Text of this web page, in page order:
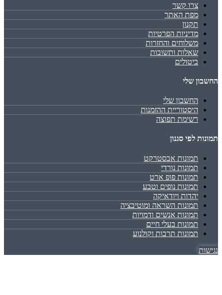
צרו קשר
מפת האתר
תקנון
מדיניות הפרטיות
משלוחים והחזרות
שאלות ותשובות
ביטולים
החשבון שלי
החשבון שלי
היסטוריית ההזמנות
רשימת תפוצה
תמונות לפי סגנון
תמונות אבסטרקט
תמונות נורדי
תמונות פופ ארט
תמונות נופים וטבע
יהדות ויודאיקה
תמונות השראה ומוטיבציה
תמונות אנשים ודמויות
תמונות בעלי חיים
תמונות תרבות וקולנוע
נגישות